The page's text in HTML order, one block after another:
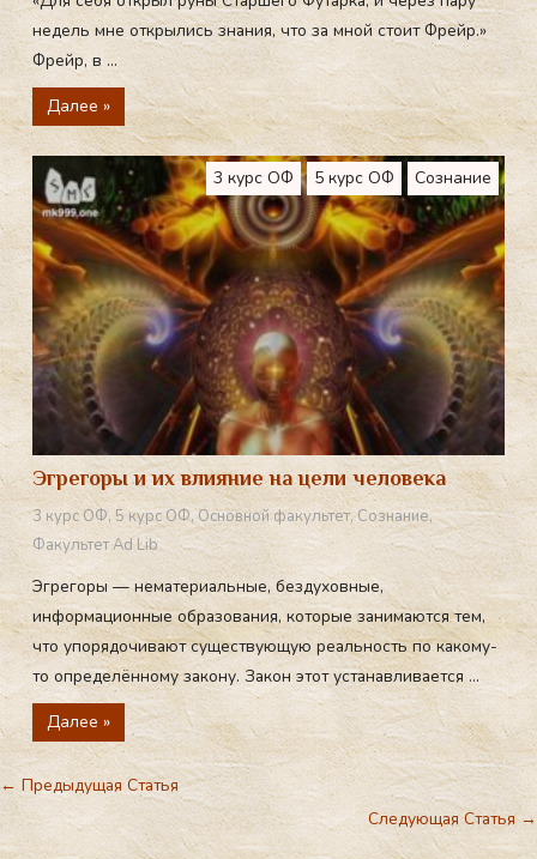
недель мне открылись знания, что за мной стоит Фрейр.»
Фрейр, в ...
Далее »
3 курс ОФ 5 курс ОФ Сознание
Эгрегоры и их влияние на цели человека
3 курс ОФ, 5 курс ОФ,Основной факультет,Сознание,
Факультет Ad Lib
Эгрегоры — нематериальные, бездуховные,
информационные образования, которые занимаются тем,
что упорядочивают существующую реальность по какому-
то определённому закону. Закон этот устанавливается ...
Далее »
←Предыдущая Статья
Следующая Статья→